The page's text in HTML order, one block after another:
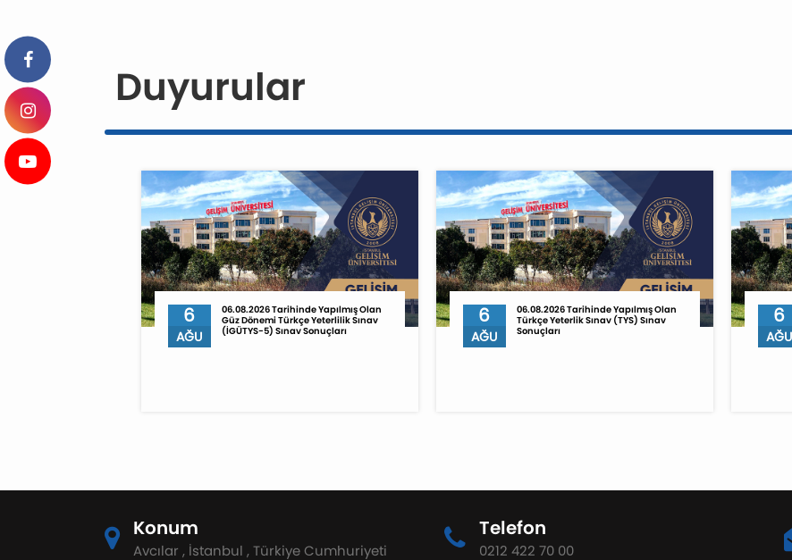
Duyurular
6
AĞU
06.08.2026 Tarihinde Yapılmış Olan
Güz Dönemi Türkçe Yeterlilik Sınav
(İGÜTYS-5) Sınav Sonuçları
6
AĞU
06.08.2026 Tarihinde Yapılmış Olan
Türkçe Yeterlik Sınav (TYS) Sınav
Sonuçları
6
AĞU
Konum
Avcılar , İstanbul , Türkiye Cumhuriyeti
Telefon
0212 422 70 00